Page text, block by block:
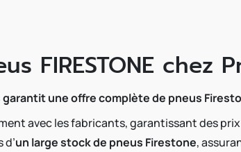
FIRESTONE chez
une offre complète de pneus
avec les fabricants, garantissant des
un large stock de pneus Firestone,